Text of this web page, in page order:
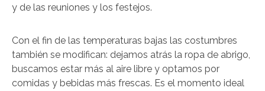
y de las reuniones y los festejos.
Con el fin de las temperaturas bajas las costumbres
también se modifican: dejamos atrás la ropa de abrigo,
buscamos estar más al aire libre y optamos por
comidas y bebidas más frescas. Es el momento ideal